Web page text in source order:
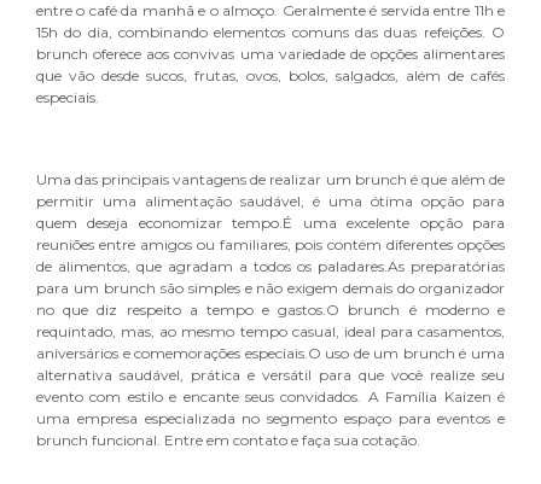
entre o café da manhã e o almoço. Geralmente é servida entre 11h e
15h do dia, combinando elementos comuns das duas refeições. O
brunch oferece aos convivas uma variedade de opções alimentares
que vão desde sucos, frutas, ovos, bolos, salgados, além de cafés
especiais.
Uma das principais vantagens de realizar um brunch é que além de
permitir uma alimentação saudável, é uma ótima opção para
quem deseja economizar tempo.É uma excelente opção para
reuniões entre amigos ou familiares, pois contém diferentes opções
de alimentos, que agradam a todos os paladares.As preparatórias
para um brunch são simples e não exigem demais do organizador
no que diz respeito a tempo e gastos.O brunch é moderno e
requintado, mas, ao mesmo tempo casual, ideal para casamentos,
aniversários e comemorações especiais.O uso de um brunch é uma
alternativa saudável, prática e versátil para que você realize seu
evento com estilo e encante seus convidados. A Família Kaizen é
uma empresa especializada no segmento espaço para eventos e
brunch funcional. Entre em contato e faça sua cotação.